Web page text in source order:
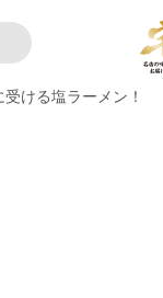
受ける塩ラーメン！